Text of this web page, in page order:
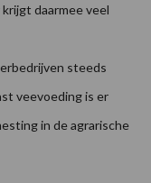
daarmee veel
steeds
veevoeding is er
in de agrarische